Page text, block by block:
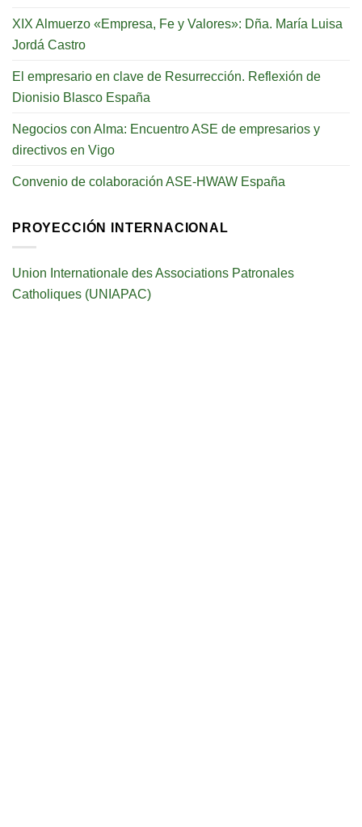
XIX Almuerzo «Empresa, Fe y Valores»: Dña. María Luisa
Jordá Castro
El empresario en clave de Resurrección. Reflexión de
Dionisio Blasco España
Negocios con Alma: Encuentro ASE de empresarios y
directivos en Vigo
Convenio de colaboración ASE-HWAW España
PROYECCIÓN INTERNACIONAL
Union Internationale des Associations Patronales
Catholiques (UNIAPAC)